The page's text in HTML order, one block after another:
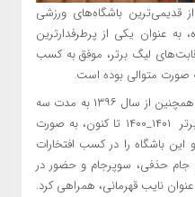
قدیمی‌ترین باشگاه‌های ورزشی
به عنوان یکی از پرطرفدارترین
لیگ برتر، موفق به کسب
صورت متوالی بوده است.
ایرانسل پیش از این، در سال ۸۶-۸۷، همچنین از سال ۱۳۹۶ به مدت سه
سال و نیز از آغاز نیم فصل دوم لیگ برتر ۱۴۰۱_۱۴۰۰ تا کنون، به صورت
باشگاه را در کسب افتخارات
جام حذفی، سوپرجام و حضور در
نایب قهرمانی، همراهی کرد.